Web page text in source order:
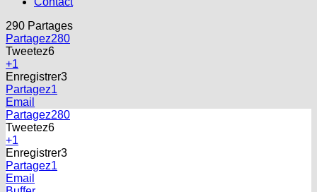
290Partages
Partagez
Tweetez6
+1
Enregistrer
Partagez
Email
Partagez280
Tweetez6
+1
Enregistrer
Partagez
Email
Buffer
Partages